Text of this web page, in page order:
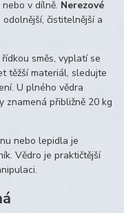
v dílně. Nerezové
čistitelnější a
směs, vyplatí se
těžší materiál, sledujte
U plného vědra
znamená přibližně 20 kg
nebo lepidla je
Vědro je praktičtější